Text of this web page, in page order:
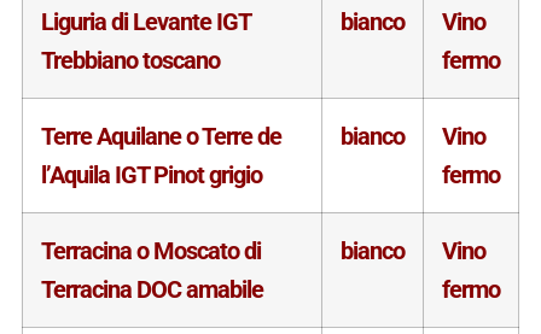
Liguria di Levante IGT
Trebbiano toscano
bianco
Vino
fermo
Terre Aquilane o Terre de
l’Aquila IGT Pinot grigio
bianco
Vino
fermo
Terracina o Moscato di
Terracina DOC amabile
bianco
Vino
fermo